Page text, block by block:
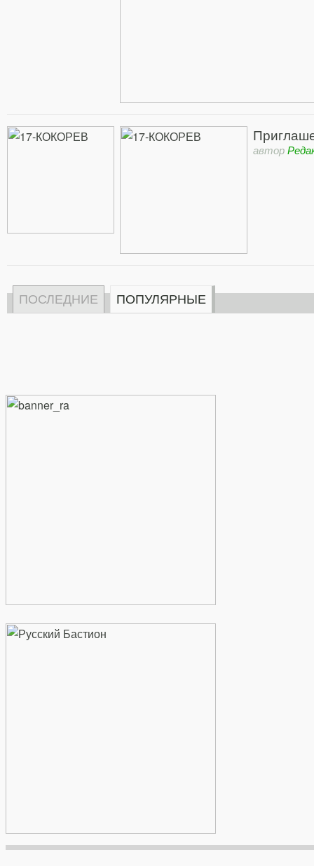
автор
ПОСЛЕДНИЕ ПОПУЛЯРНЫЕ